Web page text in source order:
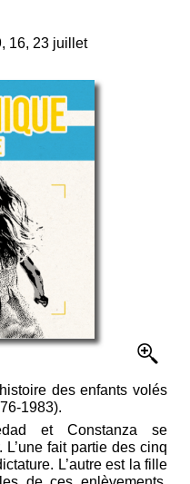
16, 23 juillet
des enfants volés
1983).
et Constanza se
L’une fait partie des cinq
L’autre est la fille